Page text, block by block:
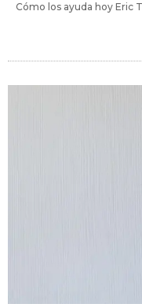
Cómo los ayuda hoy Eric